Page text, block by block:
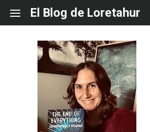
content
El Blog de Loretahur